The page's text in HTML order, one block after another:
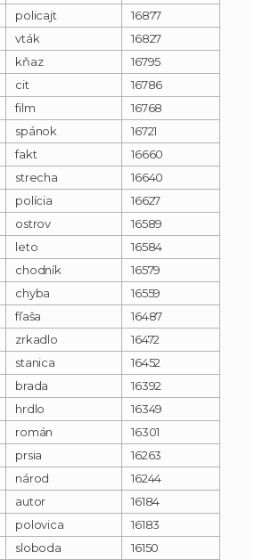
policajt
16877
vták
16827
kňaz
16795
cit
16786
film
16768
spánok
16721
fakt
16660
strecha
16640
polícia
16627
ostrov
16589
leto
16584
chodník
16579
chyba
16559
fľaša
16487
zrkadlo
16472
stanica
16452
brada
16392
hrdlo
16349
román
16301
prsia
16263
národ
16244
autor
16184
polovica
16183
sloboda 16150